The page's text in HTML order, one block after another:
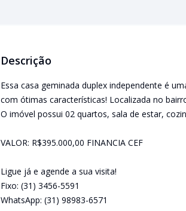
Descrição
Essa casa geminada duplex independente é
com ótimas características! Localizada no
O imóvel possui 02 quartos, sala de estar,
VALOR: R$395.000,00 FINANCIA CEF
Ligue já e agende a sua visita!
Fixo: (31) 3456-5591
WhatsApp: (31) 98983-6571